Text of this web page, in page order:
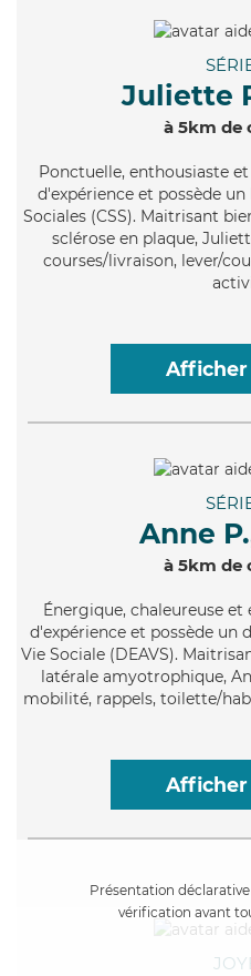
Juliette
à 5km de
Ponctuelle, enthousiaste et
d'expérience et possède
Sociales (CSS). Maitrisant
sclérose en plaque,
courses/livraison, lever/
Anne
à 5km de
Énergique, chaleureuse et
d'expérience et possède un
Vie Sociale (DEAVS).
latérale amyotrophique,
mobilité, rappels, toilette/
Afficher
Présentation
vérification avant